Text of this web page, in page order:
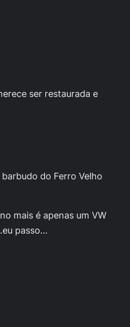
ser restaurada e
do Ferro Velho
mais é apenas um VW
passo…